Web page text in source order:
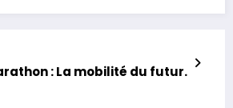
: La mobilité du futur.